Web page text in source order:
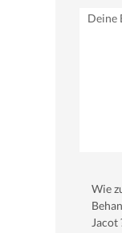
Wie
Jacot